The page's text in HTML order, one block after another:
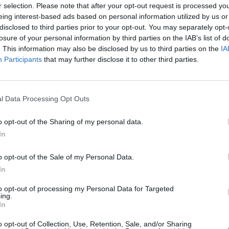
selection. Please note that after your opt-out request is processed
interest-based ads based on personal information utilized by us
to third parties prior to your opt-out. You may separately
of your personal information by third parties on the IAB’s list of
This information may also be disclosed by us to third parties on the
Participants that may further disclose it to other third parties.
Data Processing Opt Outs
opt-out of the Sharing of my personal data.
opt-out of the Sale of my Personal Data.
opt-out of processing my Personal Data for Targeted
opt-out of Collection, Use, Retention, Sale, and/or Sharing
destinadas a urbanizaciones y
a los nueve millones de euros para
y servicios públicos en diferentes
asfaltado y seguridad
de Hacienda, Enric Roig, detalló las
municipal.Entre ellas destacan más
del alumbrado público, otros 250.000
farolas solares, cerca de seis millones de
euros para la implantación de
se suman inversiones relacionadas
equipamientos deportivos.
destacó que se trata de “inversiones
que supondrán una mejora significativa